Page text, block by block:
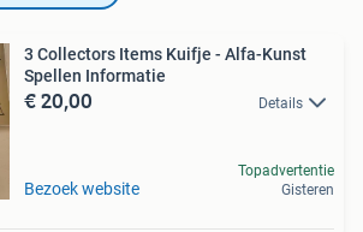
3 Collectors Items Kuifje - Alfa-Kunst
Spellen Informatie
€ 20,00 Details
Bezoek website
Topadvertentie
Gisteren